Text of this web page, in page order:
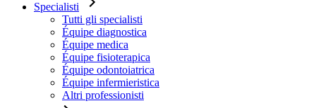
Specialisti
Tutti gli specialisti
Équipe diagnostica
Équipe medica
Équipe fisioterapica
Équipe odontoiatrica
Équipe infermieristica
Altri professionisti